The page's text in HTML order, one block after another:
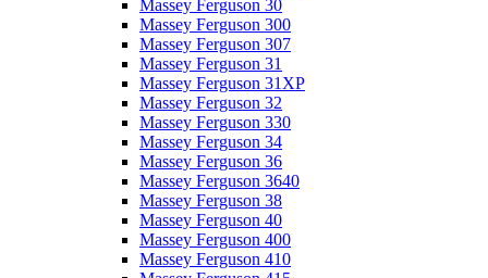
Massey Ferguson 30
Massey Ferguson 300
Massey Ferguson 307
Massey Ferguson 31
Massey Ferguson 31XP
Massey Ferguson 32
Massey Ferguson 330
Massey Ferguson 34
Massey Ferguson 36
Massey Ferguson 3640
Massey Ferguson 38
Massey Ferguson 40
Massey Ferguson 400
Massey Ferguson 410